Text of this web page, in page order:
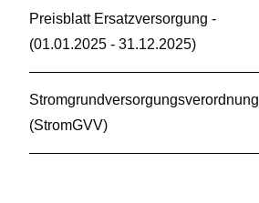
Preisblatt Ersatzversorgung -
(01.01.2025 - 31.12.2025)
Stromgrundversorgungsverordnung
(StromGVV)